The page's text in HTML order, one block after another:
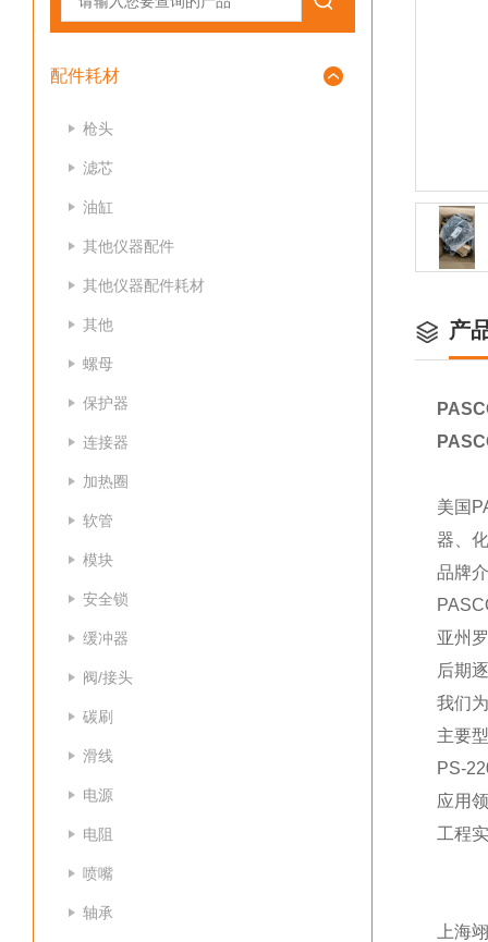
配件耗材
枪头
滤芯
油缸
其他仪器配件
其他仪器配件耗材
其他
螺母
保护器
连接器
加热圈
软管
模块
安全锁
缓冲器
阀/接头
碳刷
滑线
电源
电阻
喷嘴
轴承
产
美国
器、
品牌
亚州
后期
我们
主要
PS-
应用
工程
上海